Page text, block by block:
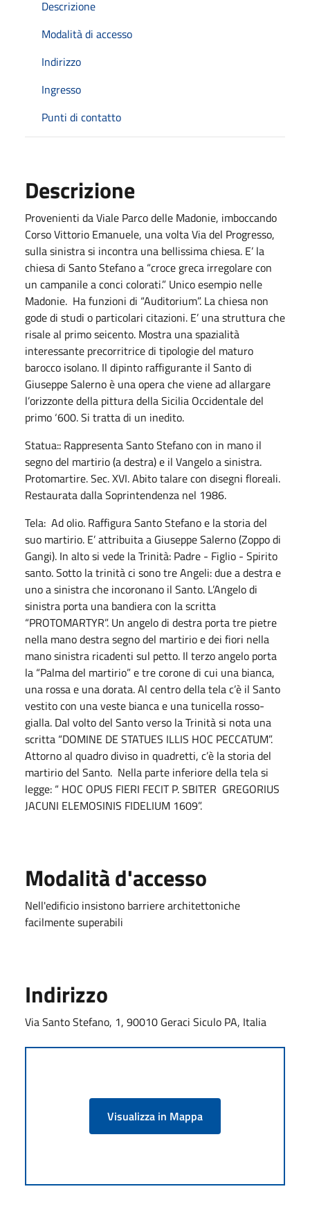
Descrizione
Modalità di accesso
Indirizzo
Ingresso
Punti di contatto
Descrizione
Provenienti da Viale Parco delle Madonie, imboccando
Corso Vittorio Emanuele, una volta Via del Progresso,
sulla sinistra si incontra una bellissima chiesa. E’ la
chiesa di Santo Stefano a “croce greca irregolare con
un campanile a conci colorati.” Unico esempio nelle
Madonie. Ha funzioni di “Auditorium”. La chiesa non
gode di studi o particolari citazioni. E’ una struttura che
risale al primo seicento. Mostra una spazialità
interessante precorritrice di tipologie del maturo
barocco isolano. Il dipinto raffigurante il Santo di
Giuseppe Salerno è una opera che viene ad allargare
l’orizzonte della pittura della Sicilia Occidentale del
primo ‘600. Si tratta di un inedito.
Statua:: Rappresenta Santo Stefano con in mano il
segno del martirio (a destra) e il Vangelo a sinistra.
Protomartire. Sec. XVI. Abito talare con disegni floreali.
Restaurata dalla Soprintendenza nel 1986.
Tela: Ad olio. Raffigura Santo Stefano e la storia del
suo martirio. E’ attribuita a Giuseppe Salerno (Zoppo di
Gangi). In alto si vede la Trinità: Padre - Figlio - Spirito
santo. Sotto la trinità ci sono tre Angeli: due a destra e
uno a sinistra che incoronano il Santo. L’Angelo di
sinistra porta una bandiera con la scritta
“PROTOMARTYR”. Un angelo di destra porta tre pietre
nella mano destra segno del martirio e dei fiori nella
mano sinistra ricadenti sul petto. Il terzo angelo porta
la “Palma del martirio” e tre corone di cui una bianca,
una rossa e una dorata. Al centro della tela c’è il Santo
vestito con una veste bianca e una tunicella rosso-
gialla. Dal volto del Santo verso la Trinità si nota una
scritta “DOMINE DE STATUES ILLIS HOC PECCATUM”.
Attorno al quadro diviso in quadretti, c’è la storia del
martirio del Santo. Nella parte inferiore della tela si
legge: “ HOC OPUS FIERI FECIT P. SBITER GREGORIUS
JACUNI ELEMOSINIS FIDELIUM 1609”.
Modalità d'accesso
Nell'edificio insistono barriere architettoniche
facilmente superabili
Indirizzo
Via Santo Stefano, 1, 90010 Geraci Siculo PA, Italia
Visualizza in Mappa